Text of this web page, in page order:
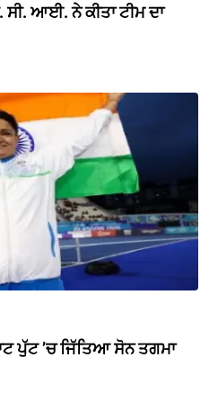
ਸੀ. ਆਈ. ਨੇ ਕੀਤਾ ਟੀਮ ਦਾ
ਪੁੱਟ ’ਚ ਜਿੱਤਿਆ ਸੋਨ ਤਗਮਾ